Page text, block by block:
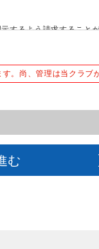
するよう請求すること
社が利用していない情
。尚、管理は当クラブ
む